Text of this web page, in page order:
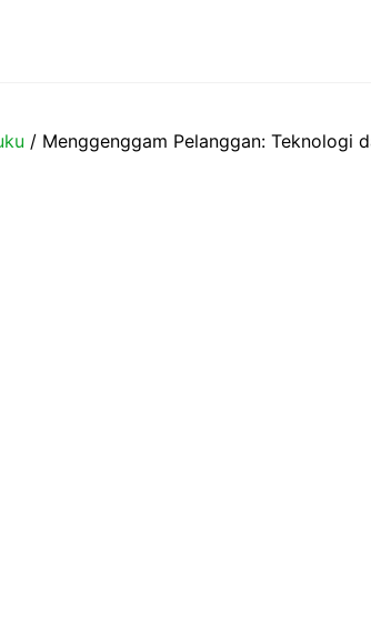
/ Menggenggam Pelanggan: Teknologi